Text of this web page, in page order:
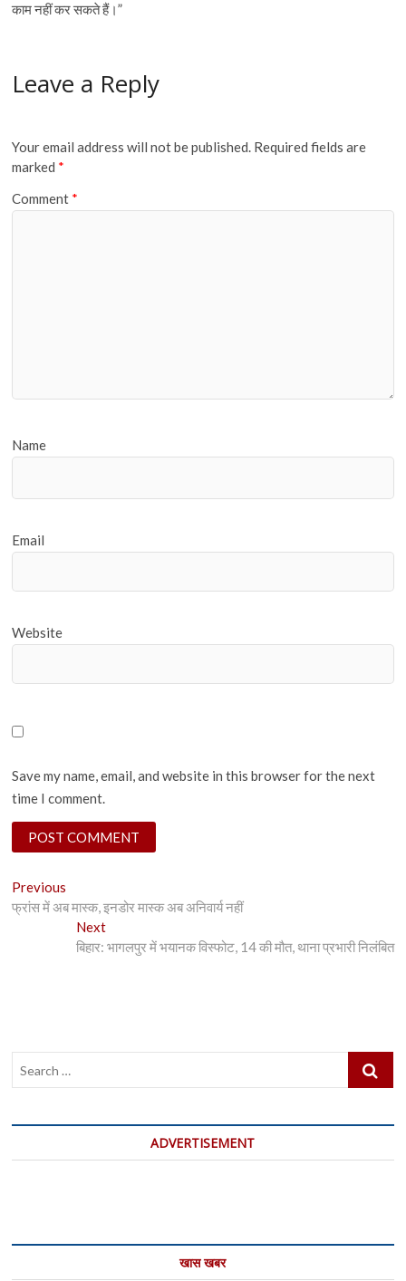
काम नहीं कर सकते हैं।”
Leave a Reply
Your email address will not be published. Required fields are
marked *
Comment *
Name
Email
Website
Save my name, email, and website in this browser for the next
time I comment.
Post
navigation
Previous
post:
फ्रांस में अब मास्क, इनडोर मास्क अब अनिवार्य नहीं
NextNext
post:
बिहार: भागलपुर में भयानक विस्फोट, 14 की मौत, थाना प्रभारी निलंबित
Search
ADVERTISEMENT
खास खबर